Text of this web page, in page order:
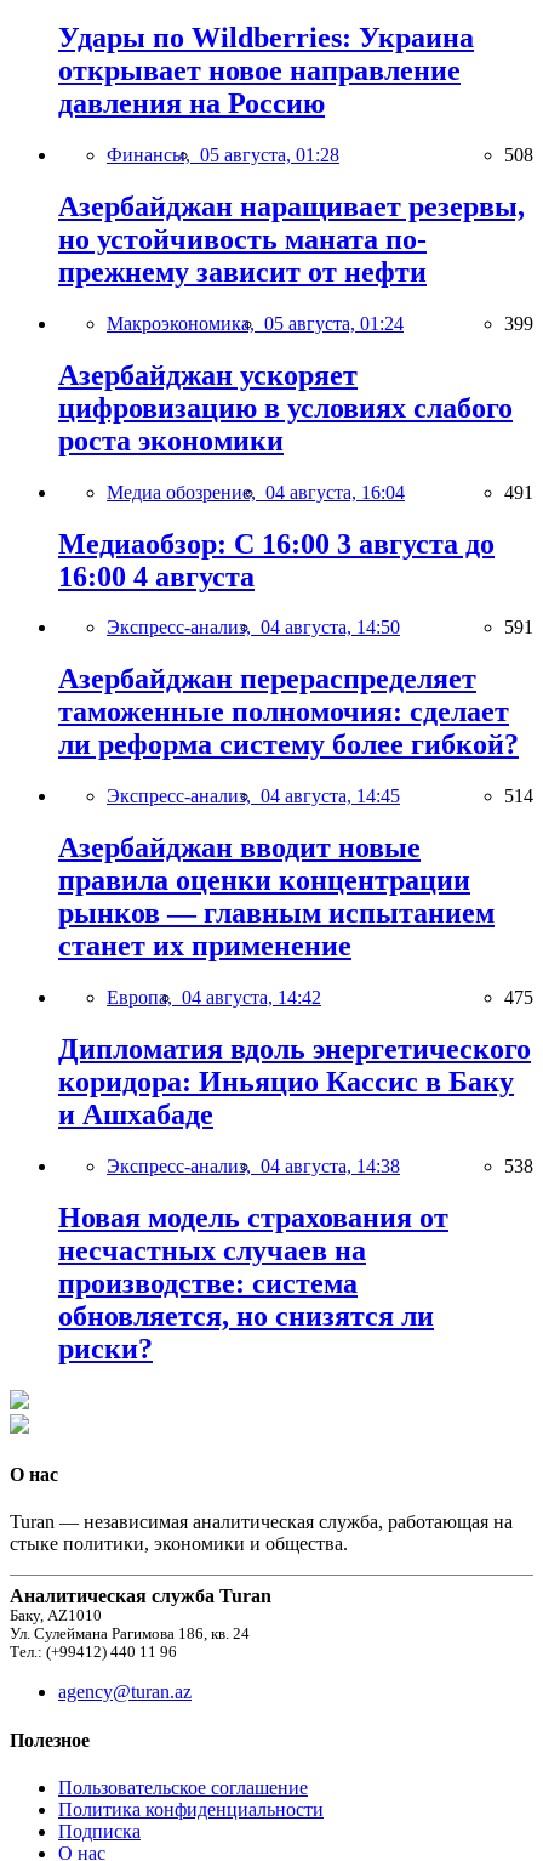
Удары по Wildberries: Украина
открывает новое направление
давления на Россию
Финансы, 05 августа, 01:28 508
Азербайджан наращивает резервы,
но устойчивость маната по-
прежнему зависит от нефти
Макроэкономика, 05 августа, 01:24 399
Азербайджан ускоряет
цифровизацию в условиях слабого
роста экономики
Медиа обозрение, 04 августа, 16:04 491
Медиаобзор: С 16:00 3 августа до
16:00 4 августа
Экспресс-анализ, 04 августа, 14:50 591
Азербайджан перераспределяет
таможенные полномочия: сделает
ли реформа систему более гибкой?
Экспресс-анализ, 04 августа, 14:45 514
Азербайджан вводит новые
правила оценки концентрации
рынков — главным испытанием
станет их применение
Европа, 04 августа, 14:42 475
Дипломатия вдоль энергетического
коридора: Иньяцио Кассис в Баку
и Ашхабаде
Экспресс-анализ, 04 августа, 14:38 538
Новая модель страхования от
несчастных случаев на
производстве: система
обновляется, но снизятся ли
риски?
О нас
Turan — независимая аналитическая служба, работающая на
стыке политики, экономики и общества.
Аналитическая служба Turan
Баку, AZ1010
Ул. Сулеймана Рагимова 186, кв. 24
Тел.: (+99412) 440 11 96
agency@turan.az
Полезное
Пользовательское соглашение
Политика конфиденциальности
Подписка
О нас